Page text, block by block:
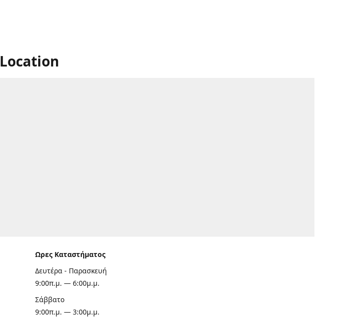
Location
Ωρες Καταστήματος
Δευτέρα - Παρασκευή
9:00π.μ. — 6:00μ.μ.
Σάββατο
9:00π.μ. — 3:00μ.μ.